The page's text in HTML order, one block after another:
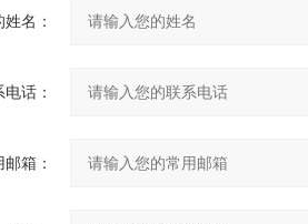
名：
话：
箱：